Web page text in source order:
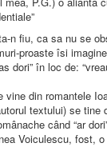
n fiu, ca sa nu se
proaste îsi
dori” în loc de:
vine din romantele
textului) se tine
când “ar
Voiculescu, fost,